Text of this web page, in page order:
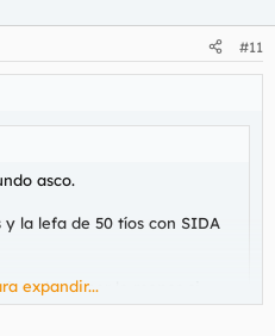
#11
asco.
la lefa de 50 tíos con SIDA
por lo menos si
expandir...